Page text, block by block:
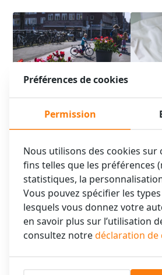
pendant Pâques
Préférences de cookies
Permission
Nous utilisons des cookies sur
fins telles que les préférences
statistiques, la
Vous pouvez spécifier les
lesquels vous donnez votre
en savoir plus sur l’utilisation
consultez notredéclaration